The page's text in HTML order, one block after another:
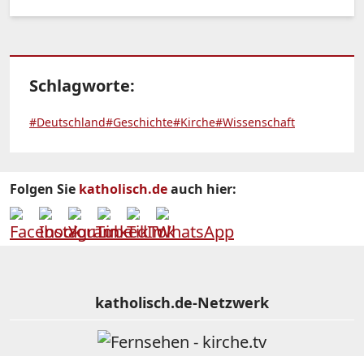
Schlagworte:
#Deutschland#Geschichte#Kirche#Wissenschaft
Folgen Sie katholisch.deauch hier:
katholisch.de-Netzwerk